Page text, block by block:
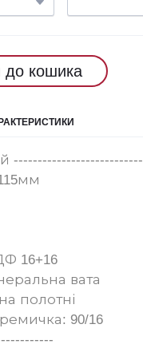
до кошика
---------------------------
16+16
вата
полотні
90/16